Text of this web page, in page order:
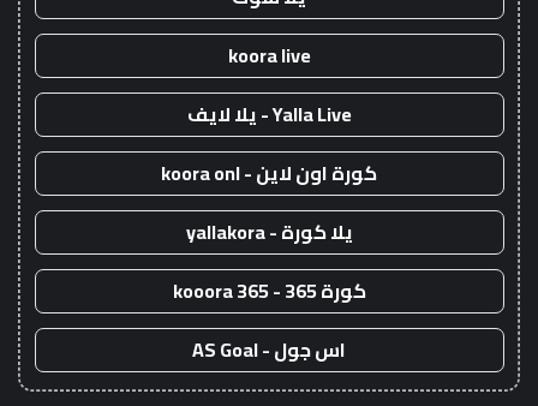
koora live
Yalla Live - يلا لايف
كورة اون لاين - koora onl
يلا كورة - yallakora
كورة 365 - kooora 365
اس جول - AS Goal